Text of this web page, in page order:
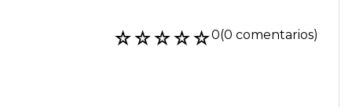
☆☆☆☆☆0(0 comentarios)